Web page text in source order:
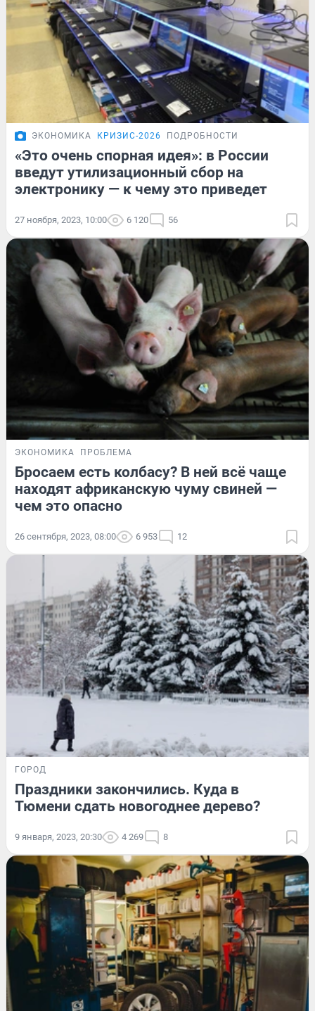
ЭКОНОМИКА КРИЗИС-2026 ПОДРОБНОСТИ
«Это очень спорная идея»: в России
введут утилизационный сбор на
электронику — к чему это приведет
27 ноября, 2023, 10:00 6 120 56
ЭКОНОМИКА ПРОБЛЕМА
Бросаем есть колбасу? В ней всё чаще
находят африканскую чуму свиней —
чем это опасно
26 сентября, 2023, 08:00 6 953 12
ГОРОД
Праздники закончились. Куда в
Тюмени сдать новогоднее дерево?
9 января, 2023, 20:30 4 269 8